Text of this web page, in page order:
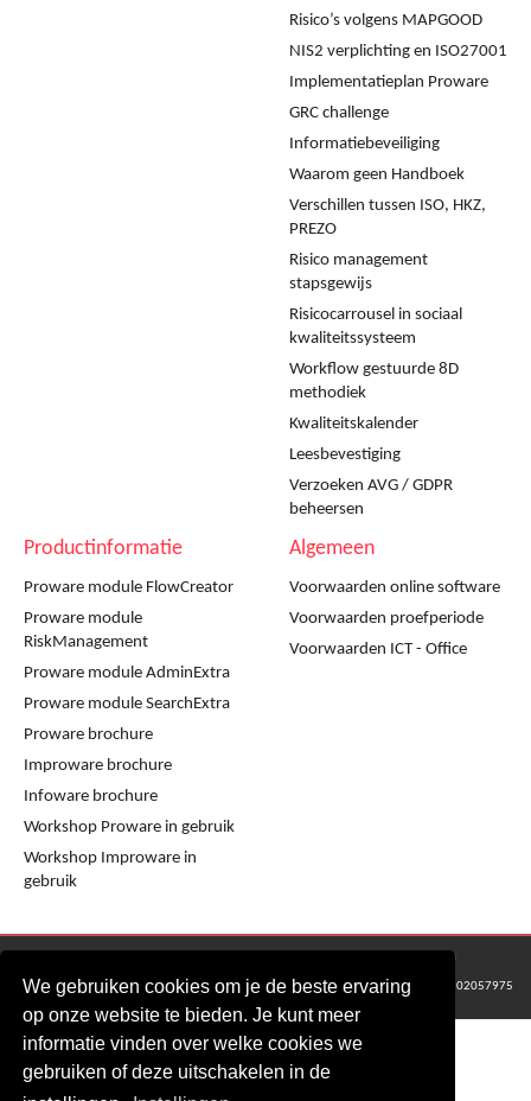
We gebruiken cookies om je de beste ervaring
op onze website te bieden. Je kunt meer
informatie vinden over welke cookies we
gebruiken of deze uitschakelen in de
Risico’s volgens MAPGOOD
NIS2 verplichting en ISO27001
Implementatieplan Proware
GRC challenge
Informatiebeveiliging
Waarom geen Handboek
Verschillen tussen ISO, HKZ,
PREZO
Risico management
stapsgewijs
Risicocarrousel in sociaal
kwaliteitssysteem
Workflow gestuurde 8D
methodiek
Kwaliteitskalender
Leesbevestiging
Verzoeken AVG / GDPR
beheersen
Productinformatie
Proware module FlowCreator
Proware module
RiskManagement
Proware module AdminExtra
Proware module SearchExtra
Proware brochure
Improware brochure
Infoware brochure
Workshop Proware in gebruik
Workshop Improware in
gebruik
Algemeen
Voorwaarden online software
Voorwaarden proefperiode
Voorwaarden ICT - Office
© 2016 - 2024 Metaware B.V., Mediacentrale Helperpark 288G, 9723ZA Groningen
KvK Groningen nr: 02057975